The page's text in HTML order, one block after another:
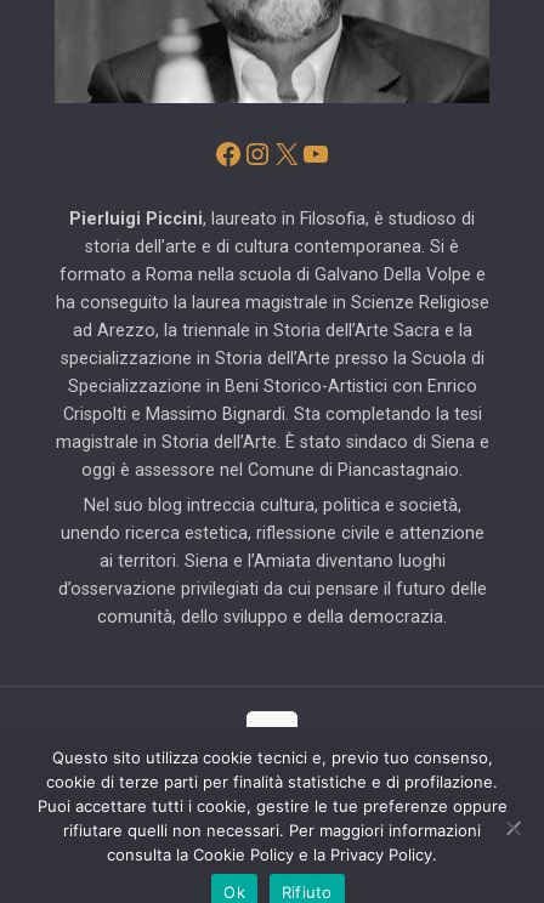
Facebook
Instagram
X YouTube
Pierluigi Piccini, laureato in Filosofia, è studioso di
storia dell’arte e di cultura contemporanea. Si è
formato a Roma nella scuola di Galvano Della Volpe e
ha conseguito la laurea magistrale in Scienze Religiose
ad Arezzo, la triennale in Storia dell’Arte Sacra e la
specializzazione in Storia dell’Arte presso la Scuola di
Specializzazione in Beni Storico-Artistici con Enrico
Crispolti e Massimo Bignardi. Sta completando la tesi
magistrale in Storia dell’Arte. È stato sindaco di Siena e
oggi è assessore nel Comune di Piancastagnaio.
Nel suo blog intreccia cultura, politica e società,
unendo ricerca estetica, riflessione civile e attenzione
ai territori. Siena e l’Amiata diventano luoghi
d’osservazione privilegiati da cui pensare il futuro delle
comunità, dello sviluppo e della democrazia.
© 2025 Il Blog di Pierluigi Piccini | Tutti i diritti riservati | Partner
tecnico: Hab Solution
Questo sito utilizza cookie tecnici e, previo tuo consenso,
cookie di terze parti per finalità statistiche e di profilazione.
Puoi accettare tutti i cookie, gestire le tue preferenze oppure
rifiutare quelli non necessari. Per maggiori informazioni
consulta la Cookie Policy e la Privacy Policy.
Ok
Rifiuto